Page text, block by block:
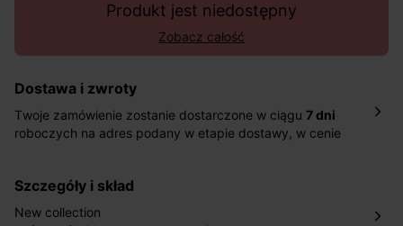
Produkt jest niedostępny
Zobacz całość
Dostawa i zwroty
Twoje zamówienie zostanie dostarczone w ciągu 7 dni
roboczych na adres podany w etapie dostawy, w cenie
pośrednictwem DHL Express.
Nowość: Zamówienia dostarczamy w ciągu 4-6 dni
szczegóły i skład
New collection